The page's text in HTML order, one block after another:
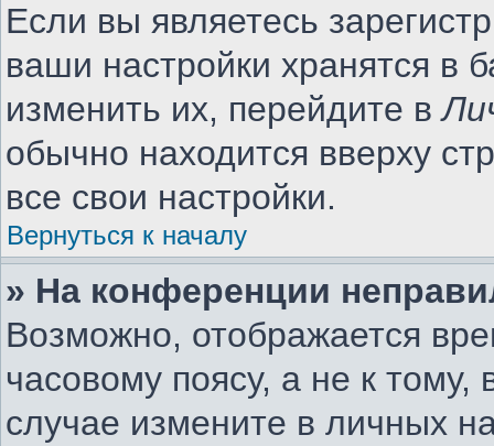
Если вы являетесь
ваши настройки хранятся в
изменить их, перейдите в
обычно находится вверху
все свои настройки.
Вернуться к началу
» На конференции
Возможно, отображается
часовому поясу, а не к
случае измените в личных